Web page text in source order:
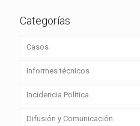
Categorías
Casos
Informes técnicos
Incidencia Política
Difusión y Comunicación